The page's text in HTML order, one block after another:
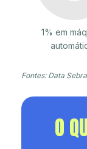
1% em
Fontes: Data
O